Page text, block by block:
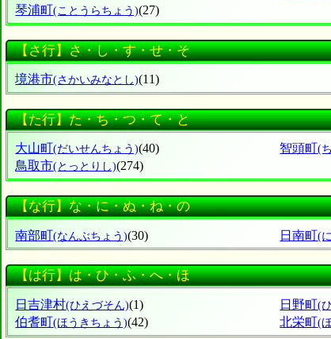
琴浦町(ことうらちょう)(27)
【さ行】さ・し・す・せ・そ
境港市(さかいみなとし)(11)
【た行】た・ち・つ・て・と
大山町(だいせんちょう)(40) 智頭町(
鳥取市(とっとりし)(274)
【な行】な・に・ぬ・ね・の
南部町(なんぶちょう)(30) 日南町(
【は行】は・ひ・ふ・へ・ほ
日吉津村(ひえづそん)(1) 日野町(
伯耆町(ほうきちょう)(42) 北栄町(